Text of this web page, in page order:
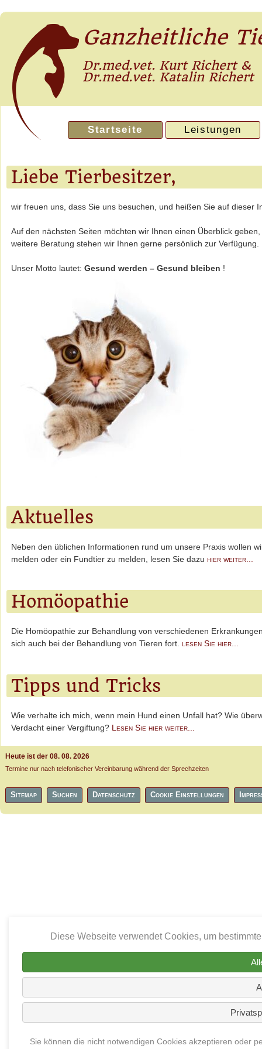
Ganzheitliche
Dr.med.vet. Kurt Richert &
Dr.med.vet. Katalin Richert
Navigation
überspringen
Startseite Leistungen
Liebe Tierbesitzer,
wir freuen uns, dass Sie uns besuchen, und heißen Sie auf dieser
Auf den nächsten Seiten möchten wir Ihnen einen Überblick
weitere Beratung stehen wir Ihnen gerne persönlich zur Verfügung.
Unser Motto lautet: Gesund werden – Gesund bleiben !
Aktuelles
Neben den üblichen Informationen rund um unsere Praxis wollen
melden oder ein Fundtier zu melden, lesen Sie dazu hier weiter...
Homöopathie
Die Homöopathie zur Behandlung von verschiedenen
sich auch bei der Behandlung von Tieren fort. lesen Sie hier...
Tipps und Tricks
Wie verhalte ich mich, wenn mein Hund einen Unfall hat? Wie
Verdacht einer Vergiftung? Lesen Sie hier weiter...
Heute ist der 08. 08. 2026
Termine nur nach telefonischer Vereinbarung während der Sprechzeiten
Navigation
Sitemap Suchen Datenschutz Cookie Einstellungen
Diese Webseite verwendet Cookies, um
Sie können die nicht notwendigen Cookies akzeptieren oder